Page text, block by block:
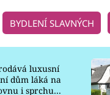
BYDLENÍ SLAVNÝCH
luxusní
dům láká na
i sprchu